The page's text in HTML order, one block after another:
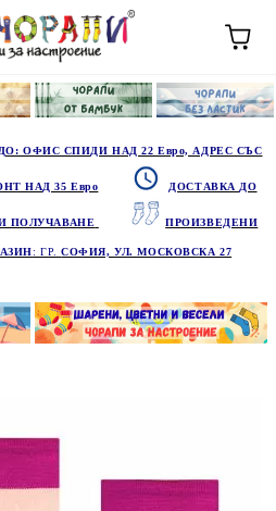
ОФИС СПИДИ НАД 22 Евро, АДРЕС СЪС
НАД 35 Евро ДОСТАВКА ДО
ПОЛУЧАВАНЕ ПРОИЗВЕДЕНИ
: ГР.СОФИЯ, УЛ. МОСКОВСКА 27